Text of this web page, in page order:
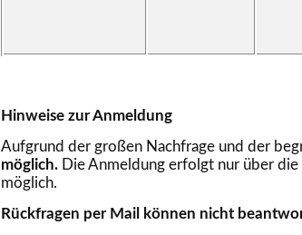
Hinweise zur Anmeldung
Aufgrund der großen Nachfrage und der
möglich. Die Anmeldung erfolgt nur über
möglich.
Rückfragen per Mail können nicht